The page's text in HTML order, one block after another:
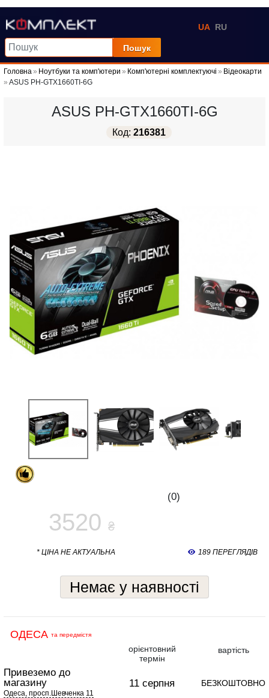
UA RU
Пошук
Головна Ноутбуки та комп'ютери Комп'ютерні комплектуючі
Відеокарти
ASUS PH-GTX1660TI-6G
ASUS PH-GTX1660TI-6G
Код: 216381
(0)
3520 ₴
* ЦІНА НЕ АКТУАЛЬНА 189 ПЕРЕГЛЯДІВ
Немає у наявності
ОДЕСА та передмістя
орієнтовний
термін
вартість
Привеземо до
магазину
Одеса, просп.Шевченка 11
11 серпня БЕЗКОШТОВНО